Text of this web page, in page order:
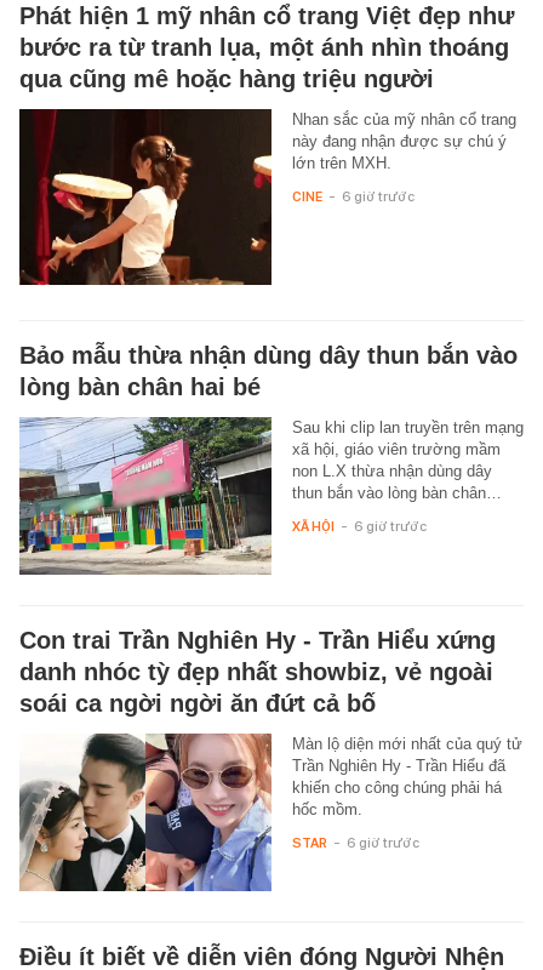
Phát hiện 1 mỹ nhân cổ trang Việt đẹp như
bước ra từ tranh lụa, một ánh nhìn thoáng
qua cũng mê hoặc hàng triệu người
Nhan sắc của mỹ nhân cổ trang
này đang nhận được sự chú ý
lớn trên MXH.
CINE - 6 giờ trước
Bảo mẫu thừa nhận dùng dây thun bắn vào
lòng bàn chân hai bé
Sau khi clip lan truyền trên mạng
xã hội, giáo viên trường mầm
non L.X thừa nhận dùng dây
thun bắn vào lòng bàn chân…
XÃ HỘI - 6 giờ trước
Con trai Trần Nghiên Hy - Trần Hiểu xứng
danh nhóc tỳ đẹp nhất showbiz, vẻ ngoài
soái ca ngời ngời ăn đứt cả bố
Màn lộ diện mới nhất của quý tử
Trần Nghiên Hy - Trần Hiểu đã
khiến cho công chúng phải há
hốc mồm.
STAR - 6 giờ trước
Điều ít biết về diễn viên đóng Người Nhện